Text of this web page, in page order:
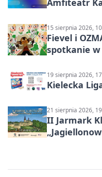
Amfiteatr
15 sierpnia 2026,
Fievel i
spotkanie w
19 sierpnia 2026,
Kielecka
21 sierpnia 2026,
II Jarmark